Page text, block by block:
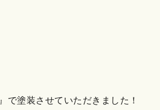
で塗装させていただきました！